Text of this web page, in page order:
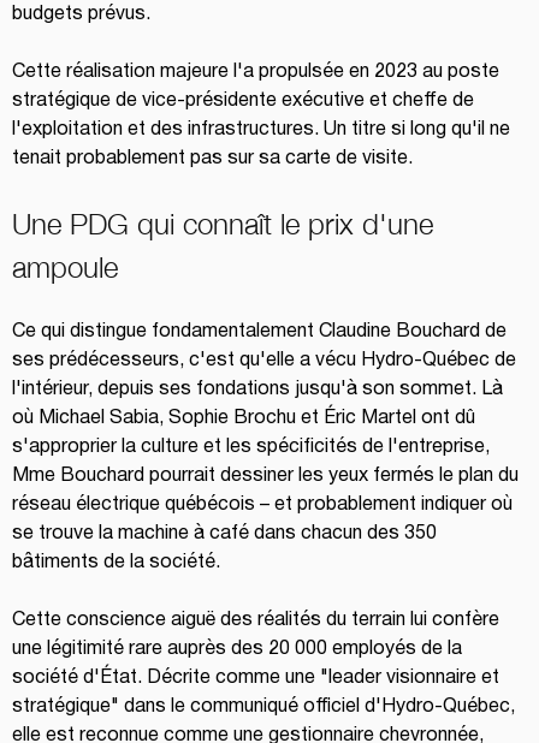
budgets prévus.
Cette réalisation majeure l'a propulsée en 2023 au poste
stratégique de vice-présidente exécutive et cheffe de
l'exploitation et des infrastructures. Un titre si long qu'il ne
tenait probablement pas sur sa carte de visite.
Une PDG qui connaît le prix d'une
ampoule
Ce qui distingue fondamentalement Claudine Bouchard de
ses prédécesseurs, c'est qu'elle a vécu Hydro-Québec de
l'intérieur, depuis ses fondations jusqu'à son sommet. Là
où Michael Sabia, Sophie Brochu et Éric Martel ont dû
s'approprier la culture et les spécificités de l'entreprise,
Mme Bouchard pourrait dessiner les yeux fermés le plan du
réseau électrique québécois – et probablement indiquer où
se trouve la machine à café dans chacun des 350
bâtiments de la société.
Cette conscience aiguë des réalités du terrain lui confère
une légitimité rare auprès des 20 000 employés de la
société d'État. Décrite comme une "leader visionnaire et
stratégique" dans le communiqué officiel d'Hydro-Québec,
elle est reconnue comme une gestionnaire chevronnée,